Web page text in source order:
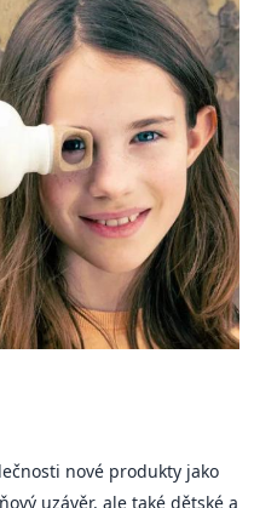
nové produkty jako
uzávěr, ale také dětské a